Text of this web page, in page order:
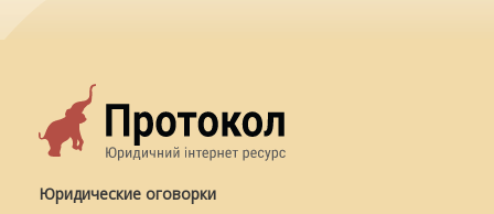
Юридические оговорки